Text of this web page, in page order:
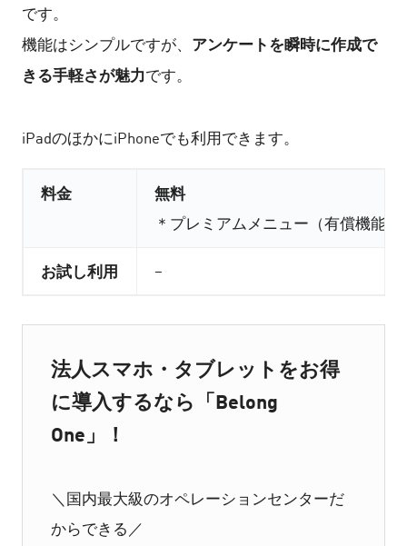
です。
機能はシンプルですが、 アンケートを瞬時に作成で
きる手軽さが魅力です。
iPadのほかにiPhoneでも利用できます。
料金
無料
＊プレミアムメニュー（有償機能）
お試し利用 –
法人スマホ・タブレットをお得
に導入するなら「Belong
One」！
＼国内最大級のオペレーションセンターだ
からできる／